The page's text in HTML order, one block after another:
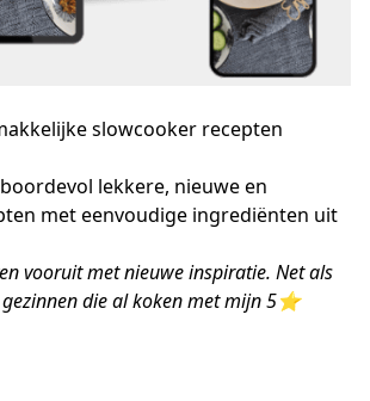
slowcooker recepten
lekkere, nieuwe en
met eenvoudige ingrediënten uit
vooruit met nieuwe inspiratie. Net als
die al koken met mijn 5⭐